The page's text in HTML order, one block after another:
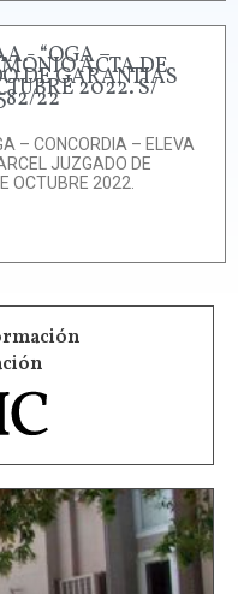
“OGA –ACTA DE
DE GARANTIAS
2022. S/
22
– CONCORDIA – ELEVA
JUZGADO DE
OCTUBRE 2022.